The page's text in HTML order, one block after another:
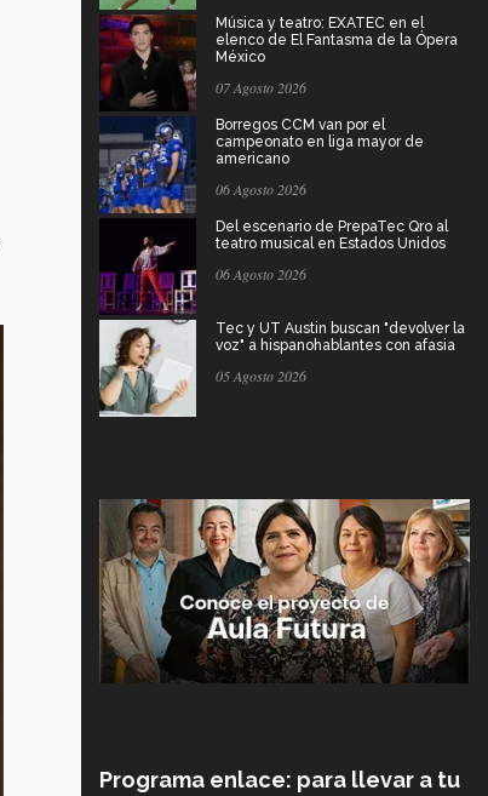
Música y teatro: EXATEC en el
elenco de El Fantasma de la Ópera
México
07 Agosto 2026
Borregos CCM van por el
campeonato en liga mayor de
americano
06 Agosto 2026
Del escenario de PrepaTec Qro al
teatro musical en Estados Unidos
06 Agosto 2026
Tec y UT Austin buscan "devolver la
voz" a hispanohablantes con afasia
05 Agosto 2026
Programa enlace: para llevar a tu